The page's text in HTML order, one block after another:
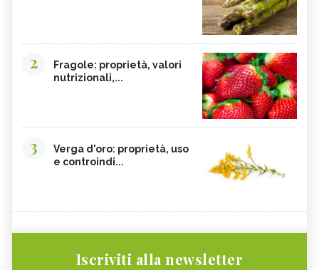
2
Fragole: proprietà, valori
nutrizionali,...
3
Verga d'oro: proprietà, uso
e controindi...
Iscriviti alla newsletter